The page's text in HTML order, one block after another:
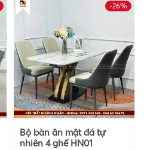
-26%
Bộ bàn ăn mặt đá tự
nhiên 4 ghế HN01